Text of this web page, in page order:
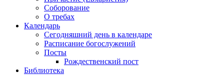
Соборование
О требах
Календарь
Сегодняшний день в календаре
Расписание богослужений
Посты
Рождественский пост
Библиотека